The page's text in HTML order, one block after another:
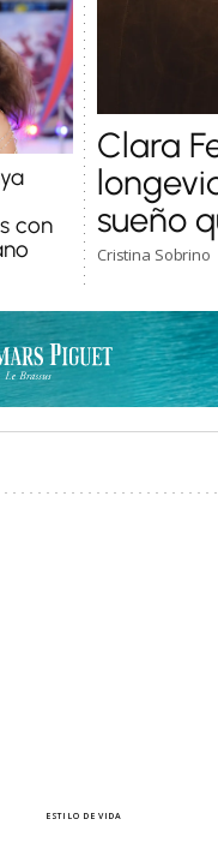
con
Clara
sueño
Cristina Sobrino
ESTILO DE VIDA